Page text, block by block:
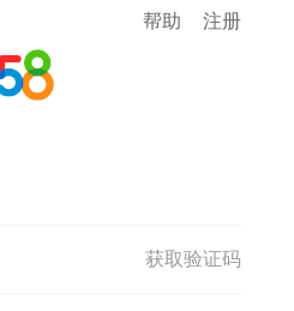
帮助 注册
获取验证码